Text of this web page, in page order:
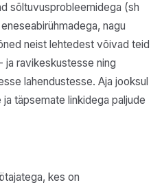
sõltuvusprobleemidega (sh
nagu
neist lehtedest võivad teid
ravikeskustesse ning
lahendustesse. Aja jooksul
täpsemate linkidega paljude
kes on